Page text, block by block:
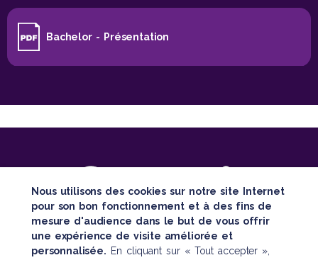
Bachelor - Présentation
SUIVEZ TOUTE NOTRE ACTUALITÉ
Nous utilisons des cookies sur notre site Internet
pour son bon fonctionnement et à des fins de
mesure d'audience dans le but de vous offrir
une expérience de visite améliorée et
personnalisée. En cliquant sur « Tout accepter »,